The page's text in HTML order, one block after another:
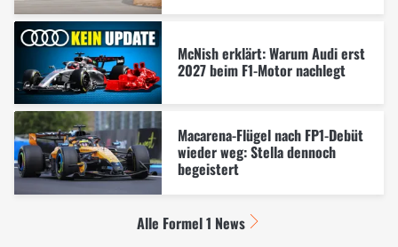
McNish erklärt: Warum Audi erst
2027 beim F1-Motor nachlegt
Macarena-Flügel nach FP1-Debüt
wieder weg: Stella dennoch
begeistert
Alle Formel 1 News